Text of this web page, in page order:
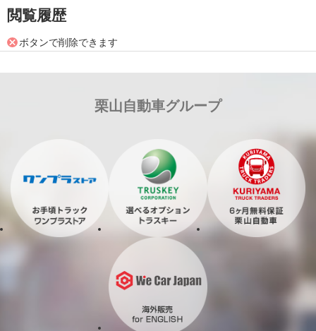
閲覧履歴
ボタンで削除できます
栗山自動車グループ